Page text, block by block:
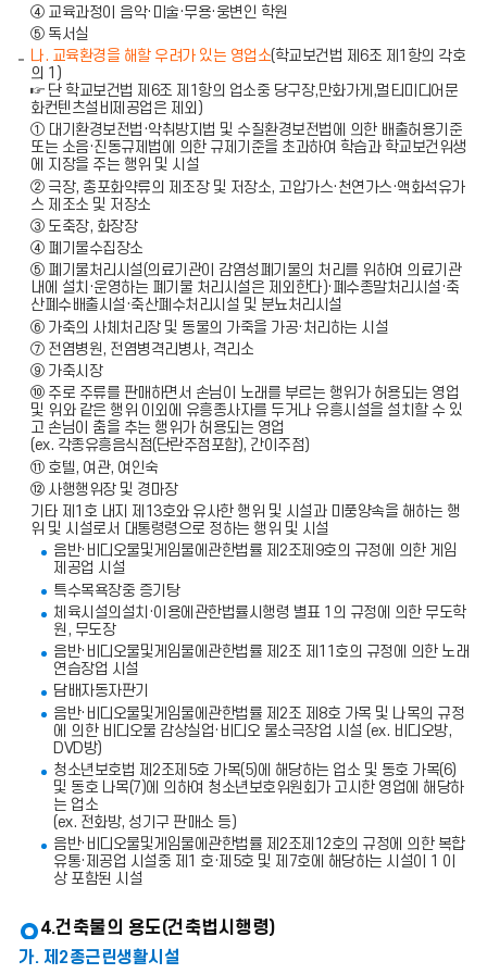
④ 교육과정이 음악·미술·무용·웅변인 학원
⑤ 독서실
나. 교육환경을 해할 우려가 있는 영업소(학교보건법 제6조 제1항의 각호
의 1)
☞ 단 학교보건법 제6조 제1항의 업소중 당구장,만화가게,멀티미디어문
화컨텐츠설비제공업은 제외)
① 대기환경보전법·악취방지법 및 수질환경보전법에 의한 배출허용기준
또는 소음·진동규제법에 의한 규제기준을 초과하여 학습과 학교보건위생
에 지장을 주는 행위 및 시설
② 극장, 총포화약류의 제조장 및 저장소, 고압가스·천연가스·액화석유가
스 제조소 및 저장소
③ 도축장, 화장장
④ 폐기물수집장소
⑤ 폐기물처리시설(의료기관이 감염성폐기물의 처리를 위하여 의료기관
내에 설치·운영하는 폐기물 처리시설은 제외한다)·폐수종말처리시설·축
산폐수배출시설·축산폐수처리시설 및 분뇨처리시설
⑥ 가축의 사체처리장 및 동물의 가죽을 가공·처리하는 시설
⑦ 전염병원, 전염병격리병사, 격리소
⑨ 가축시장
⑩ 주로 주류를 판매하면서 손님이 노래를 부르는 행위가 허용되는 영업
및 위와 같은 행위 이외에 유흥종사자를 두거나 유흥시설을 설치할 수 있
고 손님이 춤을 추는 행위가 허용되는 영업
(ex. 각종유흥음식점(단란주점포함), 간이주점)
⑪ 호텔, 여관, 여인숙
⑫ 사행행위장 및 경마장
기타 제1호 내지 제13호와 유사한 행위 및 시설과 미풍양속을 해하는 행
위 및 시설로서 대통령령으로 정하는 행위 및 시설
음반·비디오물및게임물에관한법률 제2조제9호의 규정에 의한 게임
제공업 시설
특수목욕장중 증기탕
체육시설의설치·이용에관한법률시행령 별표 1의 규정에 의한 무도학
원, 무도장
음반·비디오물및게임물에관한법률 제2조 제11호의 규정에 의한 노래
연습장업 시설
담배자동자판기
음반·비디오물및게임물에관한법률 제2조 제8호 가목 및 나목의 규정
에 의한 비디오물 감상실업·비디오 물소극장업 시설 (ex. 비디오방,
DVD방)
청소년보호법 제2조제5호 가목(5)에 해당하는 업소 및 동호 가목(6)
및 동호 나목(7)에 의하여 청소년보호위원회가 고시한 영업에 해당하
는 업소
(ex. 전화방, 성기구 판매소 등)
음반·비디오물및게임물에관한법률 제2조제12호의 규정에 의한 복합
유통·제공업 시설중 제1 호·제5호 및 제7호에 해당하는 시설이 1 이
상 포함된 시설
4.건축물의 용도(건축법시행령)
가. 제2종근린생활시설